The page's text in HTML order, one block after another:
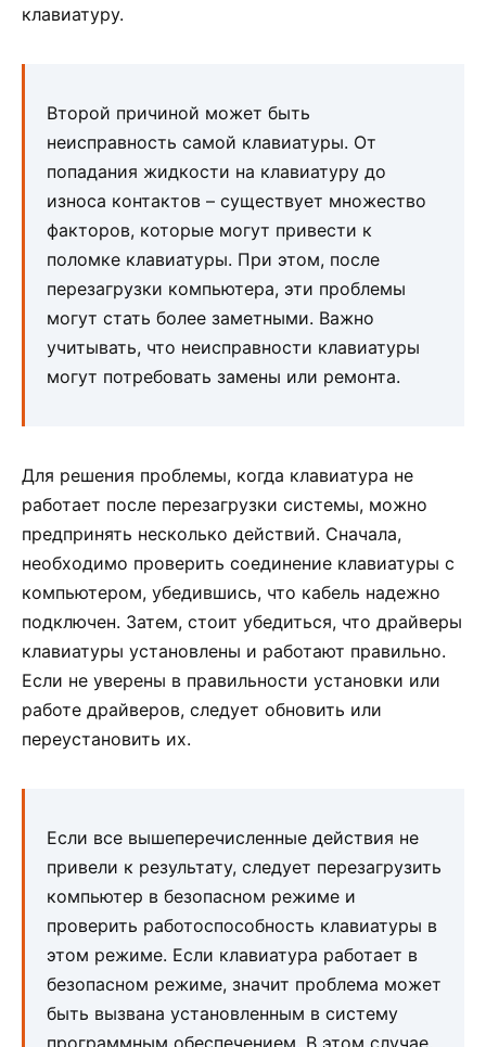
клавиатуру.
Второй причиной может быть
неисправность самой клавиатуры. От
попадания жидкости на клавиатуру до
износа контактов – существует множество
факторов, которые могут привести к
поломке клавиатуры. При этом, после
перезагрузки компьютера, эти проблемы
могут стать более заметными. Важно
учитывать, что неисправности клавиатуры
могут потребовать замены или ремонта.
Для решения проблемы, когда клавиатура не
работает после перезагрузки системы, можно
предпринять несколько действий. Сначала,
необходимо проверить соединение клавиатуры с
компьютером, убедившись, что кабель надежно
подключен. Затем, стоит убедиться, что драйверы
клавиатуры установлены и работают правильно.
Если не уверены в правильности установки или
работе драйверов, следует обновить или
переустановить их.
Если все вышеперечисленные действия не
привели к результату, следует перезагрузить
компьютер в безопасном режиме и
проверить работоспособность клавиатуры в
этом режиме. Если клавиатура работает в
безопасном режиме, значит проблема может
быть вызвана установленным в систему
программным обеспечением. В этом случае,